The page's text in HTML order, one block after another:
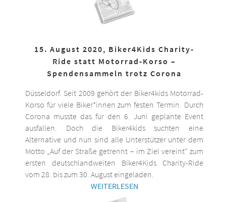
15. August 2020, Biker4Kids Charity-
Ride statt Motorrad-Korso –
Spendensammeln trotz Corona
Düsseldorf. Seit 2009 gehört der Biker4kids Motorrad-
Korso für viele Biker*innen zum festen Termin. Durch
Corona musste das für den 6. Juni geplante Event
ausfallen. Doch die Biker4kids suchten eine
Alternative und nun sind alle Unterstützer unter dem
Motto „Auf der Straße getrennt – im Ziel vereint“ zum
ersten deutschlandweiten Biker4Kids Charity-Ride
vom 28. bis zum 30. August eingeladen.
WEITERLESEN